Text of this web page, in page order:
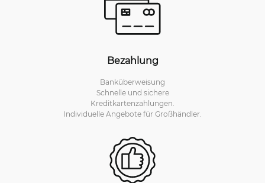
Bezahlung
Banküberweisung
Schnelle und sichere
Kreditkartenzahlungen.
Individuelle Angebote für Großhändler.